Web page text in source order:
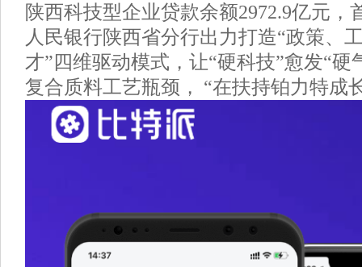
陕西科技型企业贷款余额2972.9亿元，
人民银行陕西省分行出力打造“政策、
才”四维驱动模式，让“硬科技”愈发“硬
复合质料工艺瓶颈， “在扶持铂力特成